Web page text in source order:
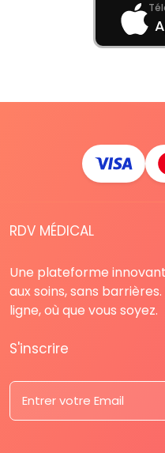
RDV MÉDICAL
Une plateforme
aux soins, sans
ligne, où que vous soyez.
S'inscrire